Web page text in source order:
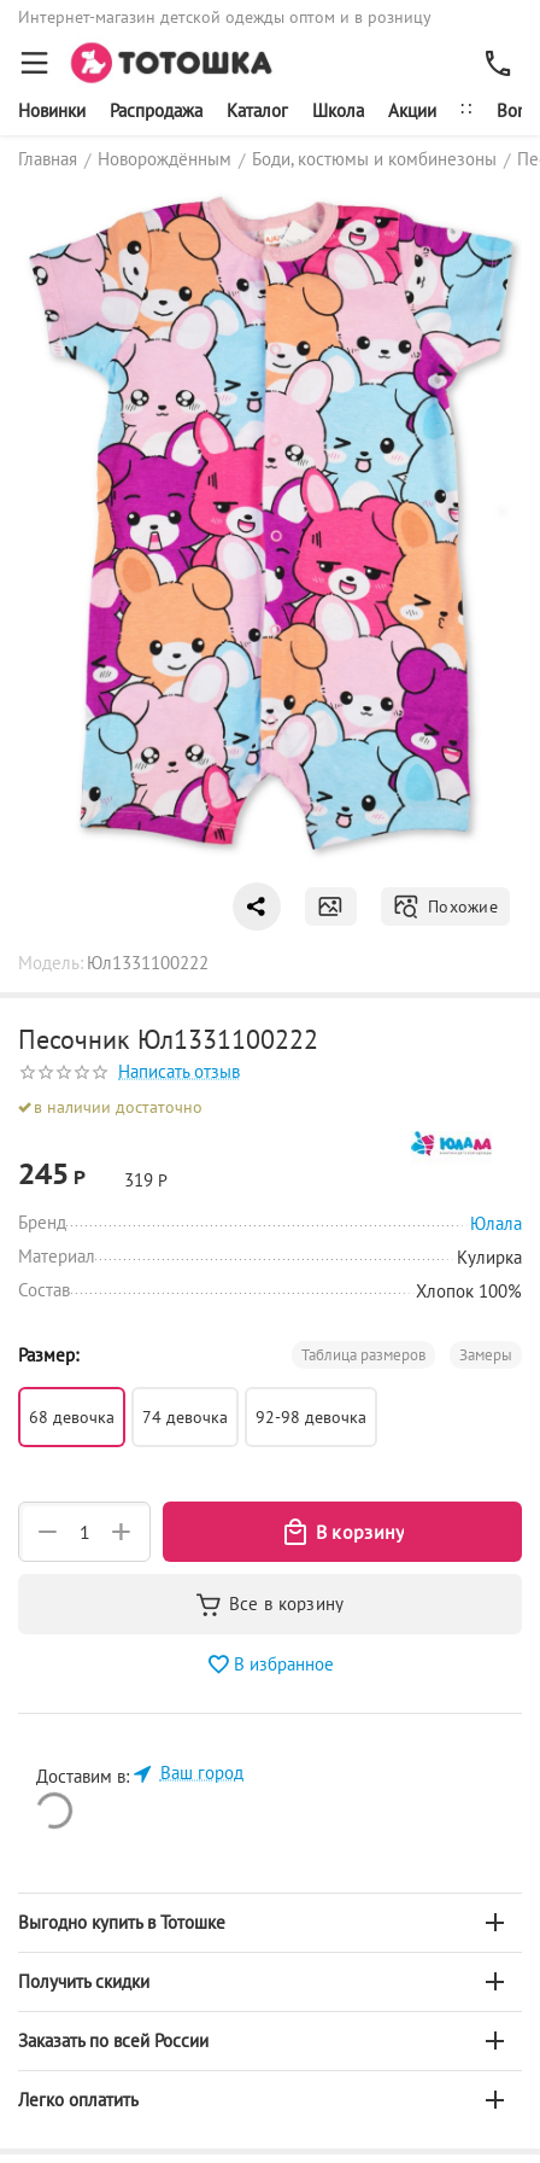
Интернет-магазин детской одежды оптом и в розницу
Новинки Распродажа Каталог Школа Акции ∷
Главная / Новорождённым / Боди, костюмы и комбинезоны /
Похожие
Модель: Юл1331100222
Песочник Юл1331100222
Написать отзыв
в наличии достаточно
245 Р 319 Р
Бренд
Юлала
Материал
Кулирка
Состав
Хлопок 100%
Размер: Замеры
Таблица размеров
68 девочка 74 девочка 92-98 девочка
+
−
В избранное
Доставим в: Ваш город
Выгодно купить в Тотошке
Получить скидки
Заказать по всей России
Легко оплатить